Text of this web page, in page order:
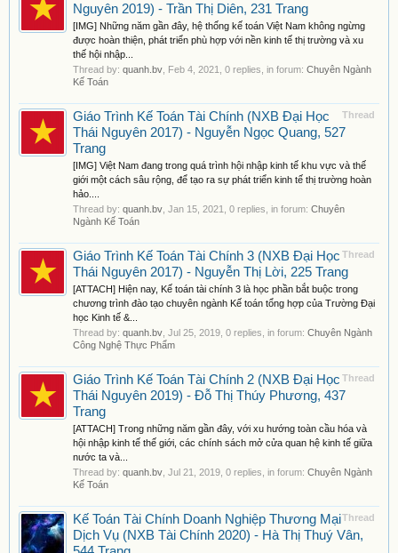
Nguyên 2019) - Trần Thị Diên, 231 Trang
[IMG] Những năm gần đây, hệ thống kế toán Việt Nam không ngừng
được hoàn thiện, phát triển phù hợp với nền kinh tế thị trường và xu
thế hội nhập...
Thread by: quanh.bv Feb 4, 2021 , 0 replies, in forum: Chuyên Ngành
Kế Toán
Thread
Giáo Trình Kế Toán Tài Chính (NXB Đại Học
Thái Nguyên 2017) - Nguyễn Ngọc Quang, 527
Trang
[IMG] Việt Nam đang trong quá trình hội nhập kinh tế khu vực và thế
giới một cách sâu rộng, để tạo ra sự phát triển kinh tế thị trường hoàn
hảo....
Thread by: quanh.bv Jan 15, 2021 , 0 replies, in forum: Chuyên
Ngành Kế Toán
Thread
Giáo Trình Kế Toán Tài Chính 3 (NXB Đại Học
Thái Nguyên 2017) - Nguyễn Thị Lời, 225 Trang
[ATTACH] Hiện nay, Kế toán tài chính 3 là học phần bắt buộc trong
chương trình đào tạo chuyên ngành Kế toán tổng hợp của Trường Đại
học Kinh tế &...
Thread by: quanh.bv Jul 25, 2019 , 0 replies, in forum: Chuyên Ngành
Công Nghệ Thực Phẩm
Thread
Giáo Trình Kế Toán Tài Chính 2 (NXB Đại Học
Thái Nguyên 2019) - Đỗ Thị Thúy Phương, 437
Trang
[ATTACH] Trong những năm gần đây, với xu hướng toàn cầu hóa và
hội nhập kinh tế thế giới, các chính sách mở cửa quan hệ kinh tế giữa
nước ta và...
Thread by: quanh.bv Jul 21, 2019 , 0 replies, in forum: Chuyên Ngành
Kế Toán
Thread
Kế Toán Tài Chính Doanh Nghiệp Thương Mại
Dịch Vụ (NXB Tài Chính 2020) - Hà Thị Thuý Vân,